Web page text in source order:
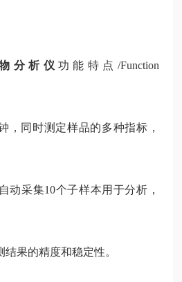
分析仪 功能特点 /Function
， 同时测定样品的多种指标，
动采集10个子样本用于分析，
果的精度和稳定性。